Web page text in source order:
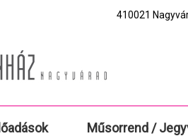
410021
Műsorrend /